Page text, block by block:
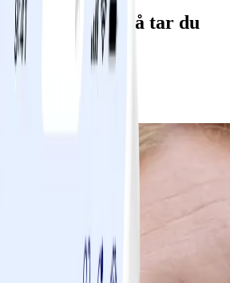
mindset? Så tar du
2023